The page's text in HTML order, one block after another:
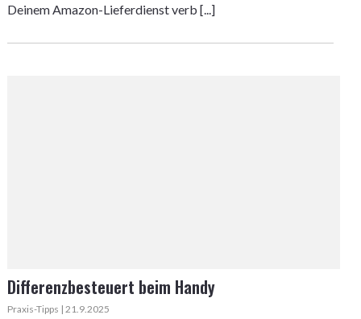
Deinem Amazon-Lieferdienst verb [...]
Differenzbesteuert beim Handy
Praxis-Tipps | 21.9.2025